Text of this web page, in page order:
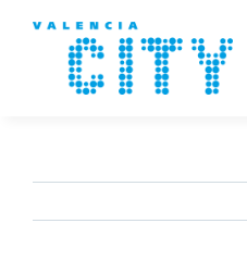
contenido